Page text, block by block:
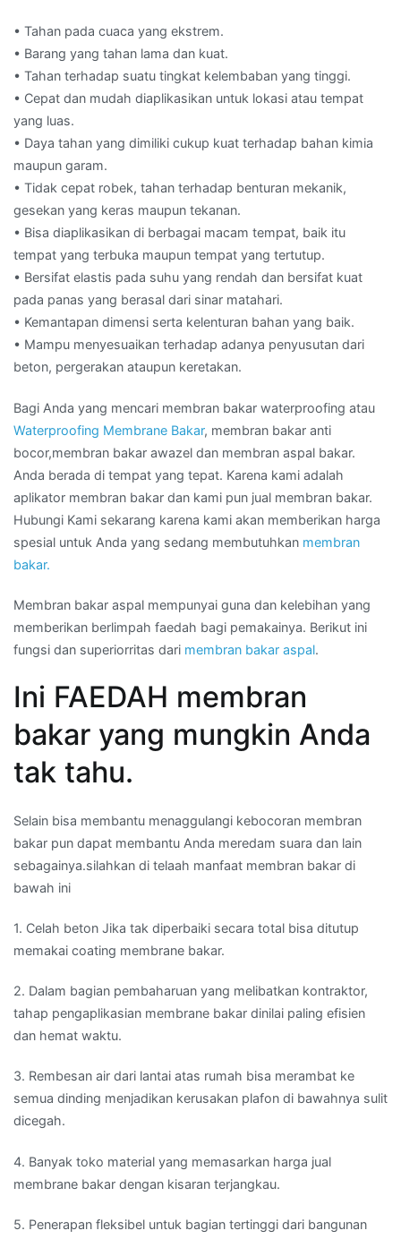
• Tahan pada cuaca yang ekstrem.
• Barang yang tahan lama dan kuat.
• Tahan terhadap suatu tingkat kelembaban yang tinggi.
• Cepat dan mudah diaplikasikan untuk lokasi atau tempat
yang luas.
• Daya tahan yang dimiliki cukup kuat terhadap bahan kimia
maupun garam.
• Tidak cepat robek, tahan terhadap benturan mekanik,
gesekan yang keras maupun tekanan.
• Bisa diaplikasikan di berbagai macam tempat, baik itu
tempat yang terbuka maupun tempat yang tertutup.
• Bersifat elastis pada suhu yang rendah dan bersifat kuat
pada panas yang berasal dari sinar matahari.
• Kemantapan dimensi serta kelenturan bahan yang baik.
• Mampu menyesuaikan terhadap adanya penyusutan dari
beton, pergerakan ataupun keretakan.
Bagi Anda yang mencari membran bakar waterproofing atau
Waterproofing Membrane Bakar, membran bakar anti
bocor,membran bakar awazel dan membran aspal bakar.
Anda berada di tempat yang tepat. Karena kami adalah
aplikator membran bakar dan kami pun jual membran bakar.
Hubungi Kami sekarang karena kami akan memberikan harga
spesial untuk Anda yang sedang membutuhkan membran
bakar.
Membran bakar aspal mempunyai guna dan kelebihan yang
memberikan berlimpah faedah bagi pemakainya. Berikut ini
fungsi dan superiorritas dari membran bakar aspal.
Ini FAEDAH membran
bakar yang mungkin Anda
tak tahu.
Selain bisa membantu menaggulangi kebocoran membran
bakar pun dapat membantu Anda meredam suara dan lain
sebagainya.silahkan di telaah manfaat membran bakar di
bawah ini
1. Celah beton Jika tak diperbaiki secara total bisa ditutup
memakai coating membrane bakar.
2. Dalam bagian pembaharuan yang melibatkan kontraktor,
tahap pengaplikasian membrane bakar dinilai paling efisien
dan hemat waktu.
3. Rembesan air dari lantai atas rumah bisa merambat ke
semua dinding menjadikan kerusakan plafon di bawahnya sulit
dicegah.
4. Banyak toko material yang memasarkan harga jual
membrane bakar dengan kisaran terjangkau.
5. Penerapan fleksibel untuk bagian tertinggi dari bangunan